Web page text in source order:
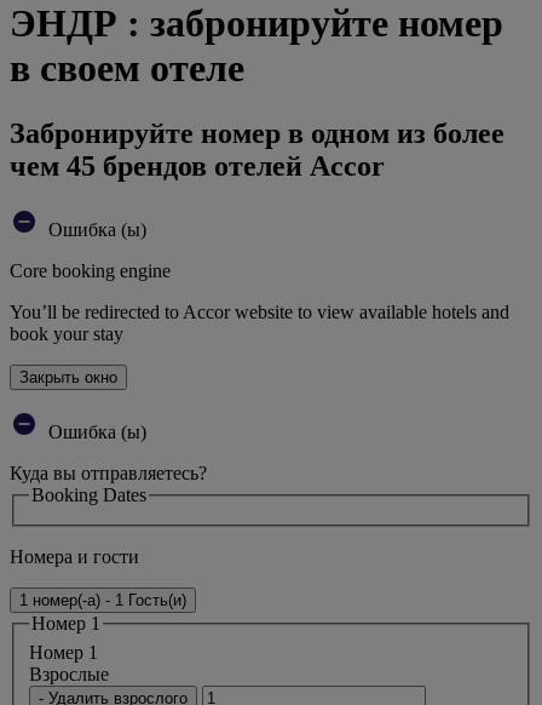
ЭНДР : забронируйте номер
в своем отеле
Забронируйте номер в одном из более
чем 45 брендов отелей Accor
Ошибка (ы)
Core booking engine
You’ll be redirected to Accor website to view available hotels and
book your stay
Закрыть окно
Ошибка (ы)
Куда вы отправляетесь?
Booking Dates
Номера и гости
1 номер(-а) - 1 Гость(и)
Номер 1
Номер 1
Bзрослые
- Удалить взрослого